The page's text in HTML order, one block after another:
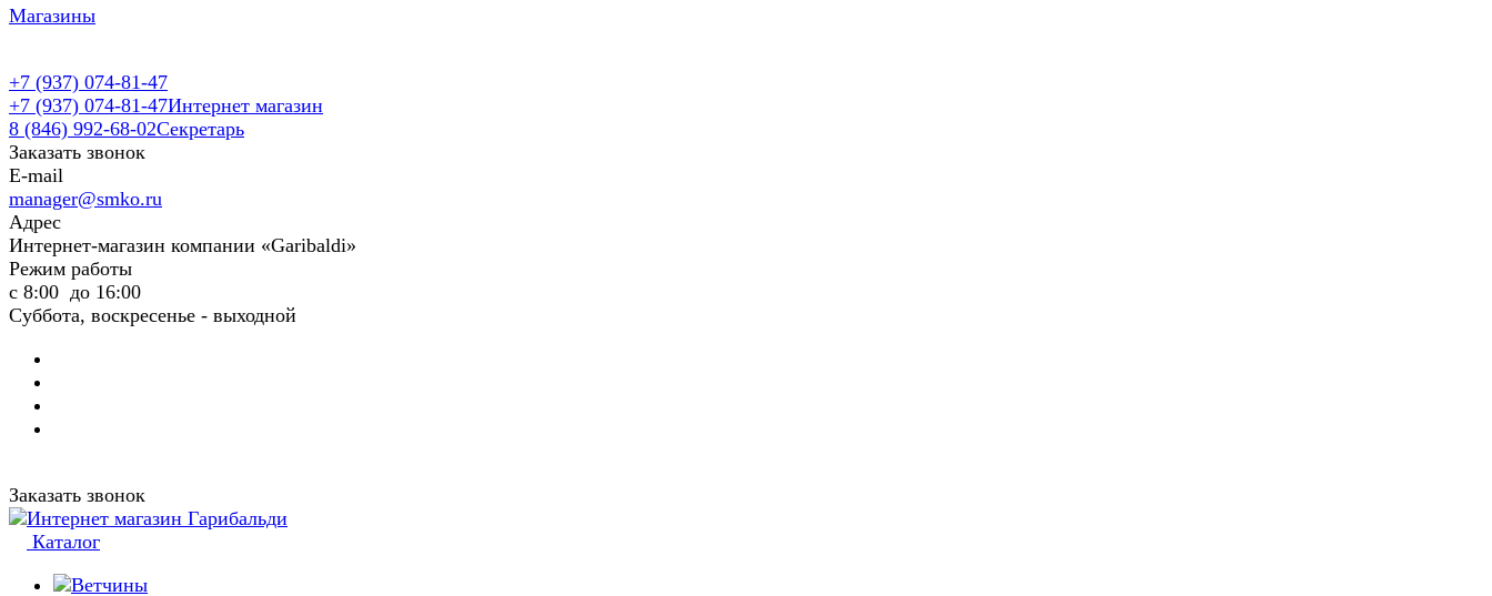
Магазины
+7 (937) 074-81-47
+7 (937) 074-81-47Интернет магазин
8 (846) 992-68-02Секретарь
Заказать звонок
E-mail
manager@smko.ru
Адрес
Интернет-магазин компании «Garibaldi»
Режим работы
с 8:00 до 16:00
Суббота, воскресенье - выходной
Заказать звонок
Каталог